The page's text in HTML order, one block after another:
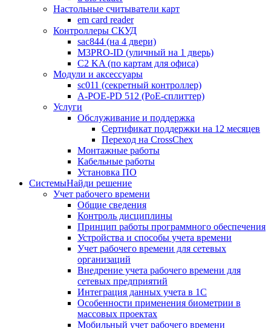
Настольные считыватели карт
em card reader
Контроллеры СКУД
sac844 (на 4 двери)
M3PRO-ID (уличный на 1 дверь)
C2 KA (по картам для офиса)
Модули и аксессуары
sc011 (секретный контроллер)
A-POE-PD 512 (PoE-сплиттер)
Услуги
Обслуживание и поддержка
Сертификат поддержки на 12 месяцев
Переход на CrossChex
Монтажные работы
Кабельные работы
Установка ПО
СистемыНайди решение
Учет рабочего времени
Общие сведения
Контроль дисциплины
Принцип работы программного обеспечения
Устройства и способы учета времени
Учет рабочего времени для сетевых
организаций
Внедрение учета рабочего времени для
сетевых предприятий
Интеграция данных учета в 1С
Особенности применения биометрии в
массовых проектах
Мобильный учет рабочего времени